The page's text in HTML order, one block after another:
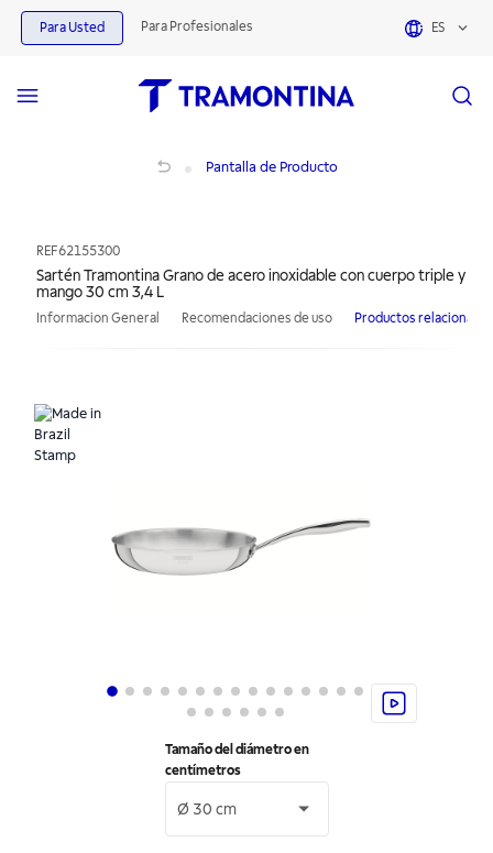
Para Usted Para Profesionales ES
Pantalla de Producto
REF62155300
Sartén Tramontina Grano de acero inoxidable con cuerpo triple y
mango 30 cm 3,4 L
Informacion General Recomendaciones de uso Productos
Tamaño del diámetro en
centímetros
Ø 30 cm